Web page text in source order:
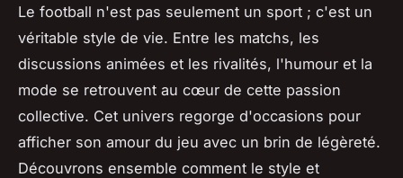
Le football n'est pas seulement un sport ; c'est un
véritable style de vie. Entre les matchs, les
discussions animées et les rivalités, l'humour et la
mode se retrouvent au cœur de cette passion
collective. Cet univers regorge d'occasions pour
afficher son amour du jeu avec un brin de légèreté.
Découvrons ensemble comment le style et